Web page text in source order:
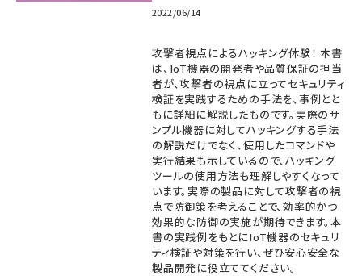
2022/06/14
攻撃者視点によるハッキング体験！ 本書
は、IoT機器の開発者や品質保証の担当
者が、攻撃者の視点に立ってセキュリティ
検証を実践するための手法を、事例とと
もに詳細に解説したものです。実際のサ
ンプル機器に対してハッキングする手法
の解説だけでなく、使用したコマンドや
実行結果も示しているので、ハッキング
ツールの使用方法も理解しやすくなって
います。実際の製品に対して攻撃者の視
点で防御策を考えることで、効率的かつ
効果的な防御の実施が期待できます。本
書の実践例をもとにIoT機器のセキュリ
ティ検証や対策を行い、ぜひ安心安全な
製品開発に役立ててください。